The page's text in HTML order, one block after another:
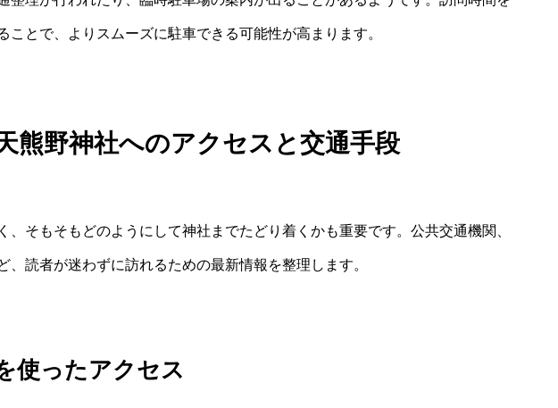
ことで、よりスムーズに駐車できる可能性が高まります。
熊野神社へのアクセスと交通手段
、そもそもどのようにして神社までたどり着くかも重要です。公共交通機関、
、読者が迷わずに訪れるための最新情報を整理します。
使ったアクセス